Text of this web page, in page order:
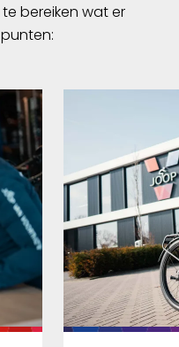
bereiken wat er